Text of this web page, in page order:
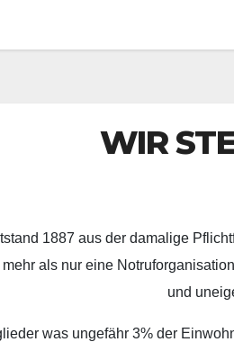
WIR
1887 aus der damalige
als nur eine
und
was ungefähr 3% der